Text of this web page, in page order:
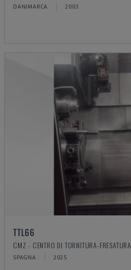
DANIMARCA 2003
TTL66
CMZ - CENTRO DI TORNITURA-FRESATURA
SPAGNA 2025